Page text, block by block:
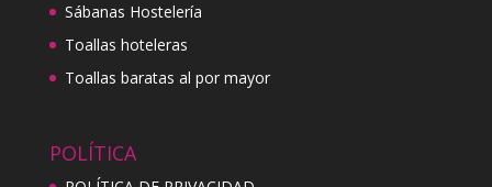
Sábanas Hostelería
Toallas hoteleras
Toallas baratas al por mayor
POLÍTICA